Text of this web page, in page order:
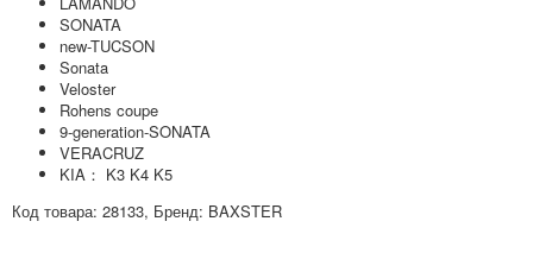
SONATA
new-TUCSON
Sonata
Veloster
Rohens coupe
9-generation-SONATA
VERACRUZ
KIA： K3 K4 K5
Код товара: 28133, Бренд: BAXSTER